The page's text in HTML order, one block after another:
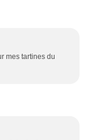
mes tartines du